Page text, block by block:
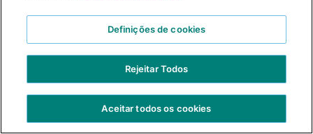
Definições de cookies
Rejeitar Todos
Aceitar todos os cookies